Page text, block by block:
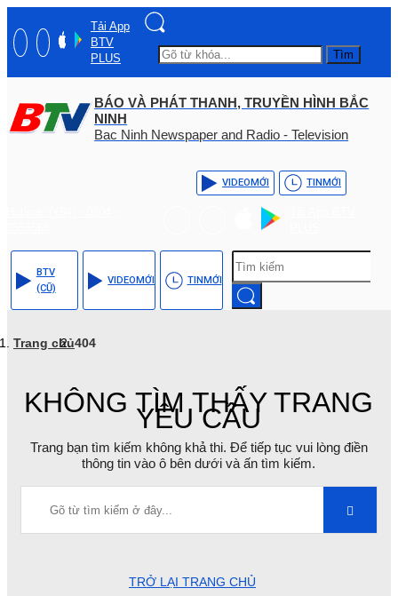
Tải App
BTV
PLUS
Tìm
BÁO VÀ PHÁT THANH, TRUYỀN HÌNH BẮC
NINH
Bac Ninh Newspaper and Radio - Television
VIDEOMỚI TINMỚI
BTV
(CŨ)
VIDEOMỚI TINMỚI
Trang chủ404
KHÔNG TÌM THẤY TRANG
YÊU CẦU
Trang bạn tìm kiếm không khả thi. Để tiếp tục vui lòng điền
thông tin vào ô bên dưới và ấn tìm kiếm.
TRỞ LẠI TRANG CHỦ